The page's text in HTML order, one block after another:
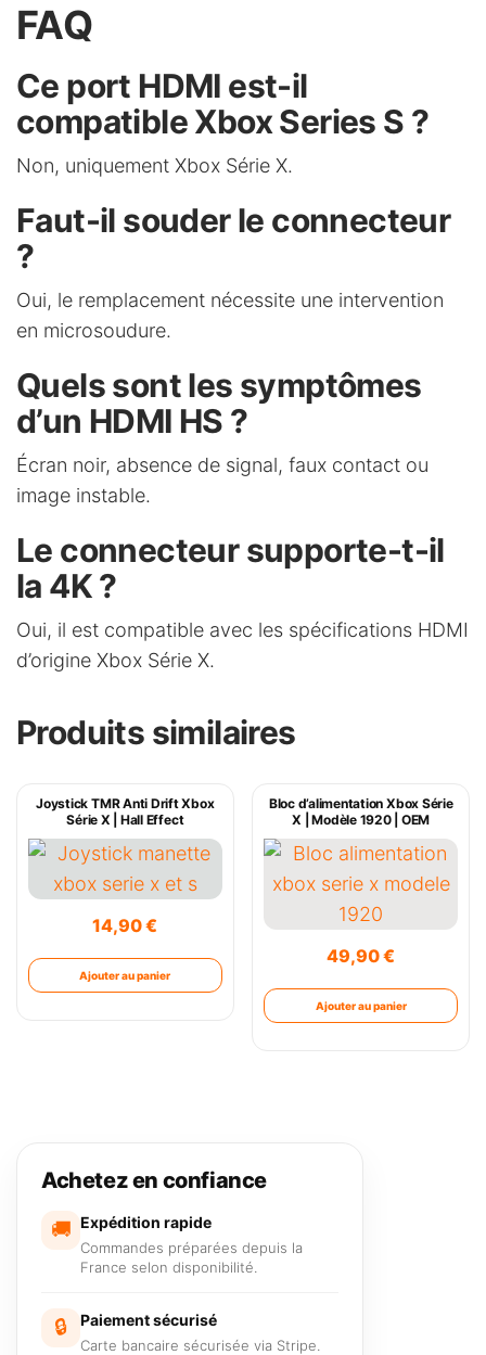
FAQ
Ce port HDMI est-il
compatible Xbox Series S ?
Non, uniquement Xbox Série X.
Faut-il souder le connecteur
?
Oui, le remplacement nécessite une intervention
en microsoudure.
Quels sont les symptômes
d’un HDMI HS ?
Écran noir, absence de signal, faux contact ou
image instable.
Le connecteur supporte-t-il
la 4K ?
Oui, il est compatible avec les spécifications HDMI
d’origine Xbox Série X.
Produits similaires
Joystick TMR Anti Drift Xbox
Série X | Hall Effect
14,90€
Ajouter au panier
Bloc d’alimentation Xbox Série
X | Modèle 1920 | OEM
49,90€
Ajouter au panier
Achetez en confiance
🚚 Expédition rapide
Commandes préparées depuis la
France selon disponibilité.
🔒 Paiement sécurisé
Carte bancaire sécurisée via Stripe.